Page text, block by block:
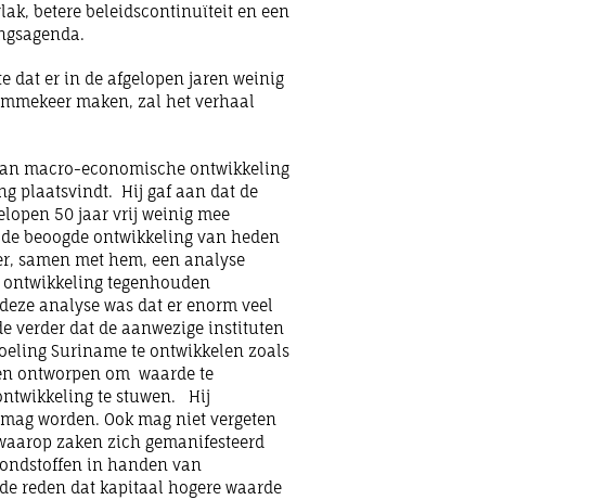
betere beleidscontinuïteit en een
dat er in de afgelopen jaren weinig
maken, zal het verhaal
macro-economische ontwikkeling
plaatsvindt. Hij gaf aan dat de
50 jaar vrij weinig mee
beoogde ontwikkeling van heden
samen met hem, een analyse
tegenhouden
analyse was dat er enorm veel
verder dat de aanwezige instituten
Suriname te ontwikkelen zoals
ontworpen om waarde te
te stuwen. Hij
worden. Ook mag niet vergeten
zaken zich gemanifesteerd
in handen van
reden dat kapitaal hogere waarde